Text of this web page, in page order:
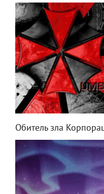
Обитель зла